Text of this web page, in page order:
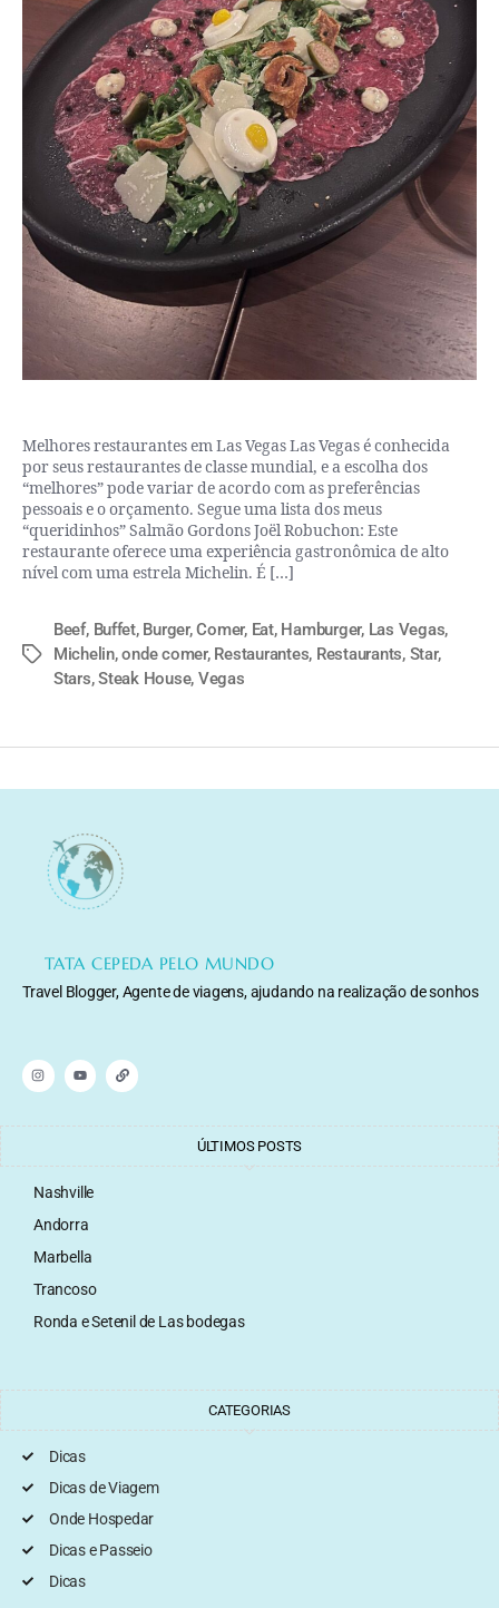
Melhores restaurantes em Las Vegas Las Vegas é conhecida
por seus restaurantes de classe mundial, e a escolha dos
“melhores” pode variar de acordo com as preferências
pessoais e o orçamento. Segue uma lista dos meus
“queridinhos” Salmão Gordons Joël Robuchon: Este
restaurante oferece uma experiência gastronômica de alto
nível com uma estrela Michelin. É […]
Beef, Buffet, Burger,Comer, Eat, Hamburger, Las Vegas,
Michelin,onde comer, Restaurantes, Restaurants, Star,
Stars,Steak House, Vegas
TATA CEPEDA PELO MUNDO
Travel Blogger, Agente de viagens, ajudando na realização de sonhos
ÚLTIMOS POSTS
Nashville
Andorra
Marbella
Trancoso
Ronda e Setenil de Las bodegas
CATEGORIAS
Dicas
Dicas de Viagem
Onde Hospedar
Dicas e Passeio
Dicas